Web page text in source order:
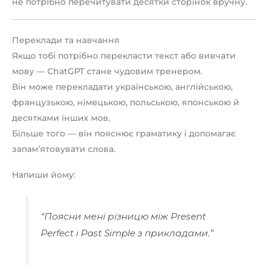
Переклади та навчання
Якщо тобі потрібно перекласти текст або вивчати
мову — ChatGPT стане чудовим тренером.
Він може перекладати українською, англійською,
французькою, німецькою, польською, японською й
десятками інших мов.
Більше того — він пояснює граматику і допомагає
запам’ятовувати слова.
Напиши йому:
“Поясни мені різницю між Present
Perfect і Past Simple з прикладами.”